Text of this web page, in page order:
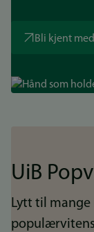
Bli kjent
Bilde
UiB
Lytt til mange